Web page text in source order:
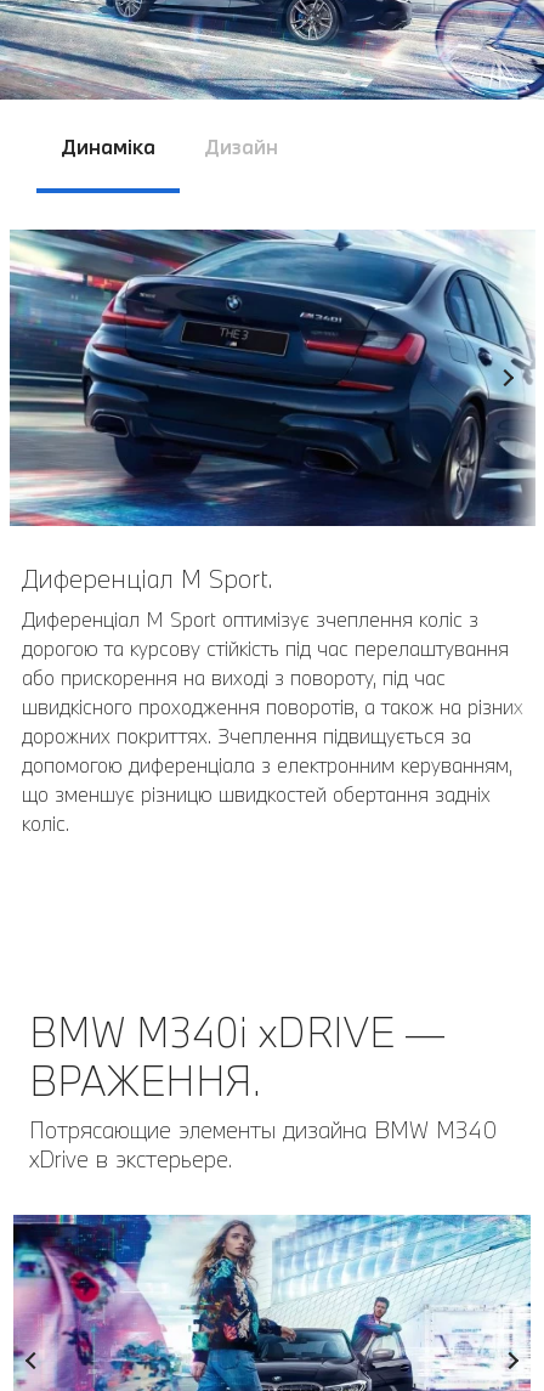
Динаміка Дизайн
Диференціал M Sport.
Диференціал M Sport оптимізує зчеплення коліс з
дорогою та курсову стійкість під час перелаштування
або прискорення на виході з повороту, під час
швидкісного проходження поворотів, а також на різних
дорожних покриттях. Зчеплення підвищується за
допомогою диференціала з електронним керуванням,
що зменшує різницю швидкостей обертання задніх
коліс.
19-дюймові легкосплавні колеса Double-
Spoke 792 M у виконанні Bicolour Black.
19-дюймові та 20-дюймові легкосплавні колеса
Double-Spoke 792 М у виконанні Bicolour Black з
різнорозмірними шинами Run-Flat, розмір коліс
спереду 8J x 19 з шинами 225/40 R19, розмір коліс
8,5J x 19 з шинами 255/35 R20.
BMW M340i xDRIVE —
ВРАЖЕННЯ.
Потрясающие элементы дизайна BMW М340
xDrive в экстерьере.